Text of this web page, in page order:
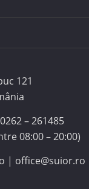
121
– 261485
08:00 – 20:00)
| office@suior.ro